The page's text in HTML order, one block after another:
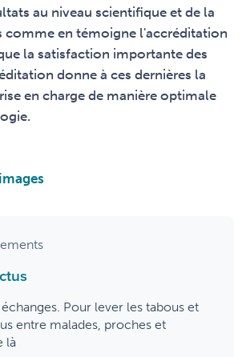
au niveau scientifique et de la
comme en témoigne l'accréditation
la satisfaction importante des
donne à ces dernières la
en charge de manière optimale
Pour lever les tabous et
entre malades, proches et
là